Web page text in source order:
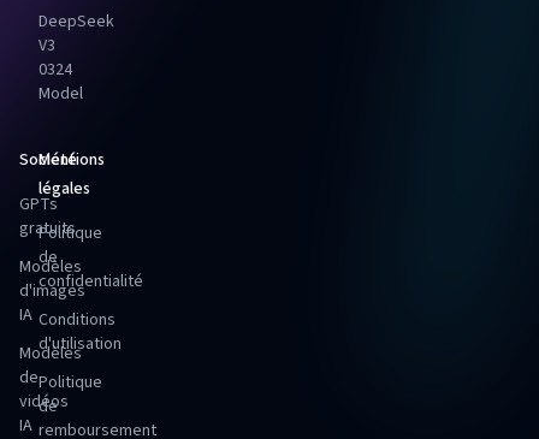
DeepSeek
V3
0324
Model
Société
GPTs
gratuits
Modèles
d'images
IA
Modèles
de
vidéos
IA
Mentions
légales
Politique
de
confidentialité
Conditions
d'utilisation
Politique
de
remboursement